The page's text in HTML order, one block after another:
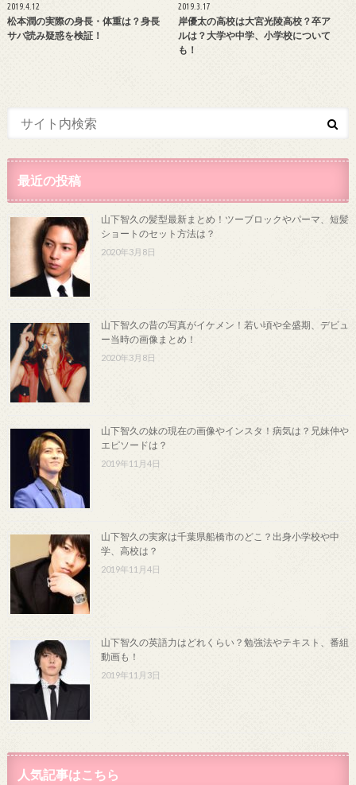
2019.4.12
松本潤の実際の身長・体重は？身長
サバ読み疑惑を検証！
2019.3.17
岸優太の高校は大宮光陵高校？卒ア
ルは？大学や中学、小学校について
も！
最近の投稿
山下智久の髪型最新まとめ！ツーブロックやパーマ、短髪
ショートのセット方法は？
2020年3月8日
山下智久の昔の写真がイケメン！若い頃や全盛期、デビュ
ー当時の画像まとめ！
2020年3月8日
山下智久の妹の現在の画像やインスタ！病気は？兄妹仲や
エピソードは？
2019年11月4日
山下智久の実家は千葉県船橋市のどこ？出身小学校や中
学、高校は？
2019年11月4日
山下智久の英語力はどれくらい？勉強法やテキスト、番組
動画も！
2019年11月3日
人気記事はこちら